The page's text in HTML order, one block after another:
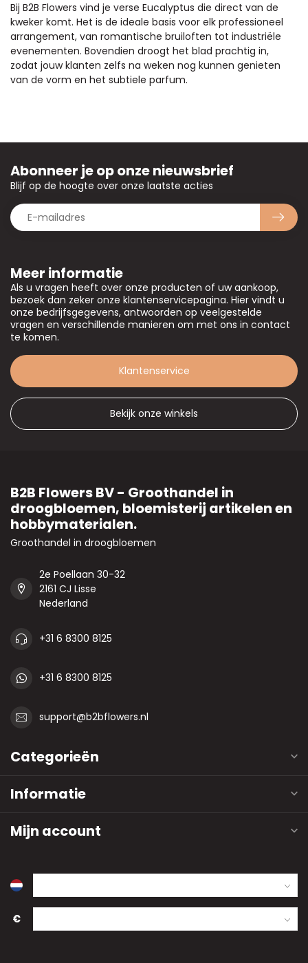
Bij B2B Flowers vind je verse Eucalyptus die direct van de
kweker komt. Het is de ideale basis voor elk professioneel
arrangement, van romantische bruiloften tot industriële
evenementen. Bovendien droogt het blad prachtig in,
zodat jouw klanten zelfs na weken nog kunnen genieten
van de vorm en het subtiele parfum.
Meer informatie
Als u vragen heeft over onze producten of uw aankoop,
bezoek dan zeker onze klantenservicepagina. Hier vindt u
onze bedrijfsgegevens, antwoorden op veelgestelde
vragen en verschillende manieren om met ons in contact
te komen.
Klantenservice
Bekijk onze winkels
Abonneer je op onze nieuwsbrief
Blijf op de hoogte over onze laatste acties
B2B Flowers BV - Groothandel in
droogbloemen, bloemisterij artikelen en
hobbymaterialen.
Groothandel in droogbloemen
2e Poellaan 30-32
2161 CJ Lisse
Nederland
+31 6 8300 8125
+31 6 8300 8125
support@b2bflowers.nl
Categorieën
Informatie
Mijn account
€